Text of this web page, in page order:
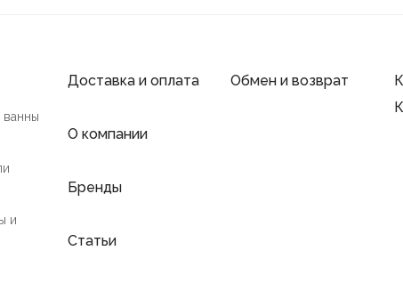
ванны
и
Доставка и оплата
О компании
Бренды
Статьи
Обмен и возврат